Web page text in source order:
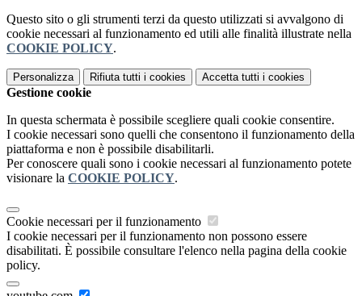
Questo sito o gli strumenti terzi da questo utilizzati si avvalgono di
cookie necessari al funzionamento ed utili alle finalità illustrate nella
COOKIE POLICY.
Personalizza Rifiuta tutti i cookies Accetta tutti i cookies
Gestione cookie
In questa schermata è possibile scegliere quali cookie consentire.
I cookie necessari sono quelli che consentono il funzionamento della
piattaforma e non è possibile disabilitarli.
Per conoscere quali sono i cookie necessari al funzionamento potete
visionare la COOKIE POLICY.
Cookie necessari per il funzionamento
I cookie necessari per il funzionamento non possono essere
disabilitati. È possibile consultare l'elenco nella pagina della cookie
policy.